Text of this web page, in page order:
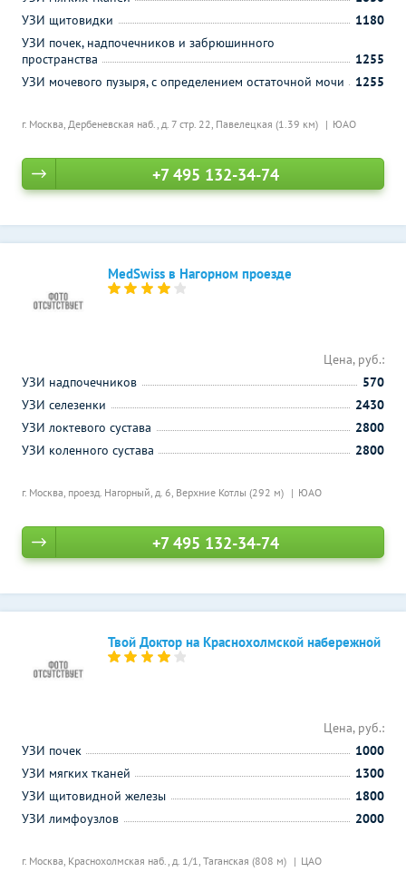
г. Москва, Дербеневская наб., д. 7 стр. 22, Павелецкая (1.39 км) ЮАО
УЗИ щитовидки
1180
УЗИ почек, надпочечников и забрюшинного
пространства
1255
УЗИ мочевого пузыря, с определением остаточной мочи
1255
+7 495 132-34-74
MedSwiss в Нагорном проезде
г. Москва, проезд. Нагорный, д. 6, Верхние Котлы (292 м) ЮАО
Цена, руб.:
УЗИ надпочечников
570
УЗИ селезенки
2430
УЗИ локтевого сустава
2800
УЗИ коленного сустава
2800
+7 495 132-34-74
Твой Доктор на Краснохолмской набережной
г. Москва, Краснохолмская наб., д. 1/1, Таганская (808 м) ЦАО
Цена, руб.:
УЗИ почек
1000
УЗИ мягких тканей
1300
УЗИ щитовидной железы
1800
УЗИ лимфоузлов
2000